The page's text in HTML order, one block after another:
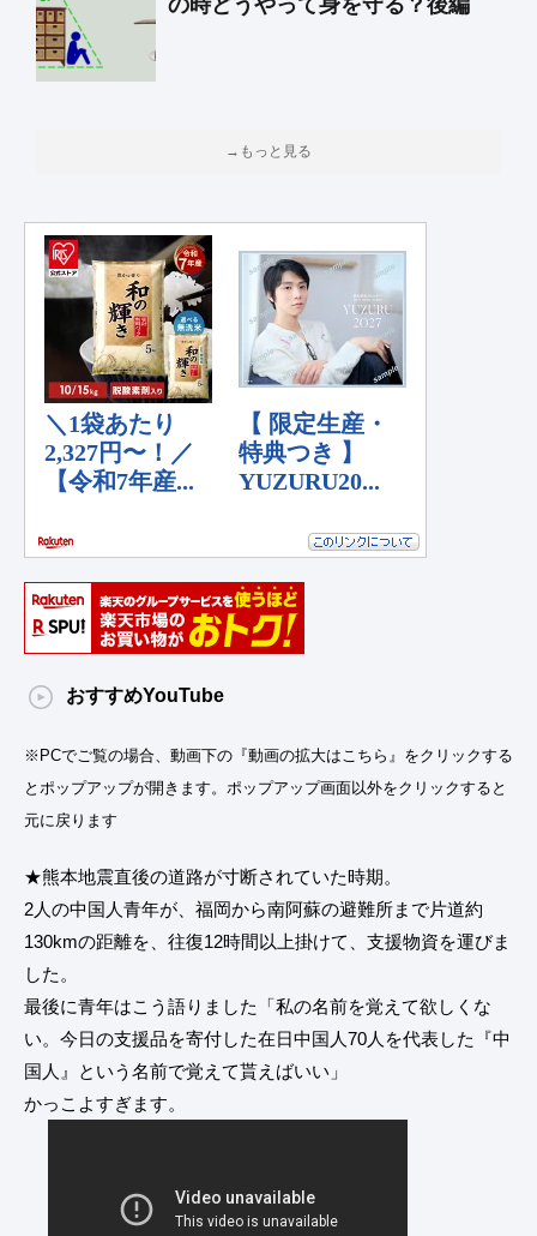
の時どうやって身を守る？後編
→もっと見る
おすすめYouTube
※PCでご覧の場合、動画下の『動画の拡大はこちら』をクリックする
とポップアップが開きます。ポップアップ画面以外をクリックすると
元に戻ります
★熊本地震直後の道路が寸断されていた時期。
2人の中国人青年が、福岡から南阿蘇の避難所まで片道約
130kmの距離を、往復12時間以上掛けて、支援物資を運びま
した。
最後に青年はこう語りました「私の名前を覚えて欲しくな
い。今日の支援品を寄付した在日中国人70人を代表した『中
国人』という名前で覚えて貰えばいい」
かっこよすぎます。